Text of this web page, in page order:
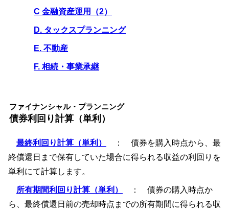
C 金融資産運用（2）
D. タックスプランニング
E. 不動産
F. 相続・事業承継
ファイナンシャル・プランニング
債券利回り計算（単利）
最終利回り計算（単利）
： 債券を購入時点から、最
終償還日まで保有していた場合に得られる収益の利回りを
単利にて計算します。
所有期間利回り計算（単利）
： 債券の購入時点か
ら、最終償還日前の売却時点までの所有期間に得られる収